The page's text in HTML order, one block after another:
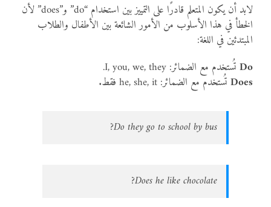
لابد أن يكون المتعلم قادرًا على التمييز بين استخدام “do” و”does” لأن
الخطأ في هذا الأسلوب من الأمور الشائعة بين الأطفال والطلاب
المبتدئين في اللغة:
Doتُستخدم مع الضمائر: I, you, we, they.
Doesتُستخدم مع الضمائر: he, she, it فقط.
Do they go to school by bus?
Does he like chocolate?